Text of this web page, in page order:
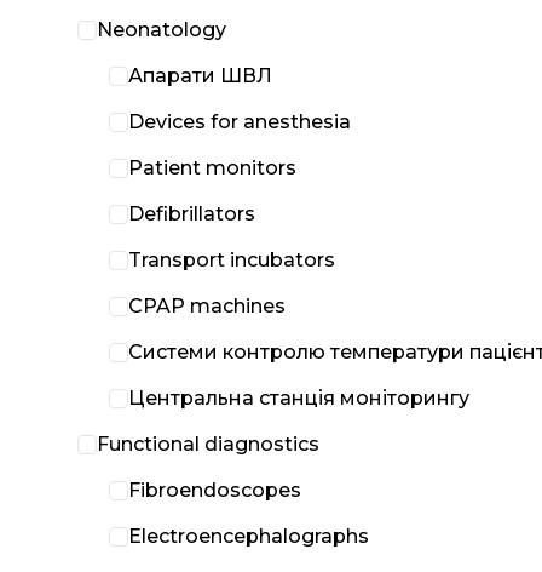
Neonatology
Апарати ШВЛ
Devices for anesthesia
Patient monitors
Defibrillators
Transport incubators
CPAP machines
Системи контролю температури
Центральна станція моніторингу
Functional diagnostics
Fibroendoscopes
Electroencephalographs